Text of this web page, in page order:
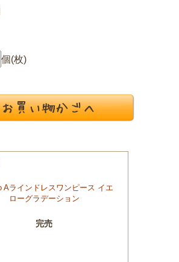
個(枚)